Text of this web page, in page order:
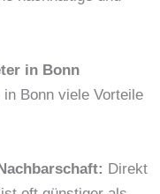
in Bonn
Bonn viele Vorteile
Direkt